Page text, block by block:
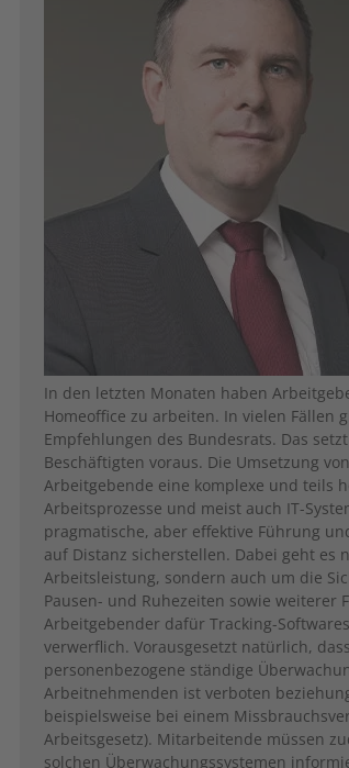
In den letzten Monaten haben
Homeoffice zu arbeiten. In vielen Fällen
Empfehlungen des Bundesrats. Das
Beschäftigten voraus. Die Umsetzung
Arbeitgebende eine komplexe und teils
Arbeitsprozesse und meist auch IT-
pragmatische, aber effektive Führung
auf Distanz sicherstellen. Dabei geht
Arbeitsleistung, sondern auch um die
Pausen- und Ruhezeiten sowie weiterer
Arbeitgebender dafür Tracking-
verwerflich. Vorausgesetzt natürlich,
personenbezogene ständige
Arbeitnehmenden ist verboten
beispielsweise bei einem
Arbeitsgesetz). Mitarbeitende müssen
solchen Überwachungssystemen